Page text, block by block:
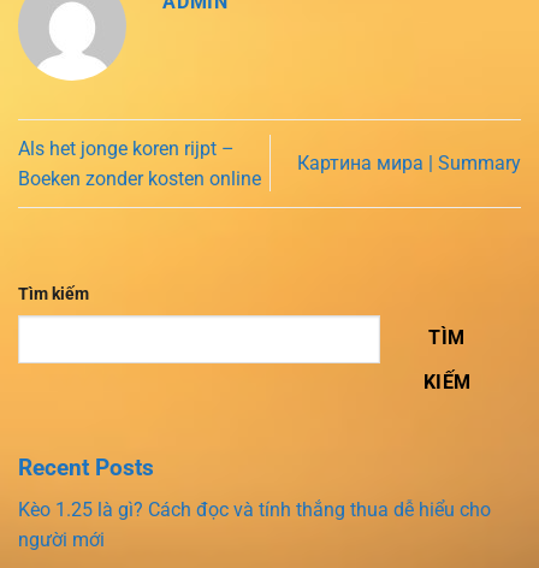
Als het jonge koren rijpt –
Boeken zonder kosten online
Картина мира | Summary
Tìm kiếm
TÌM
KIẾM
Recent Posts
Kèo 1.25 là gì? Cách đọc và tính thắng thua dễ hiểu cho
người mới